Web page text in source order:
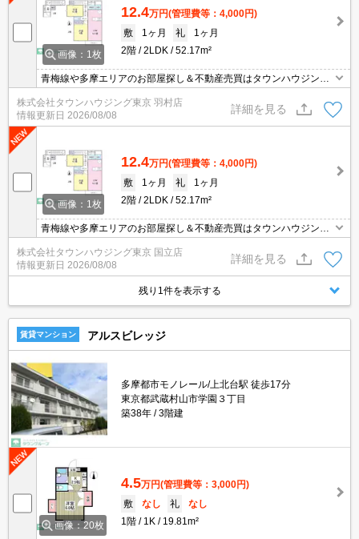
画像：1枚
12.4万円(管理費等：4,000円)
敷
1ヶ月 礼
1ヶ月
2階
2LDK 52.17m²
青梅線や多摩エリアのお部屋探し＆不動産売買はタウンハウジング
羽村店にお任せを！ご来店時無料駐車場ご用意あります！
株式会社タウンハウジング東京 羽村店
情報更新日 2026/08/08
詳細を見る
画像：1枚
12.4万円(管理費等：4,000円)
敷
1ヶ月 礼
1ヶ月
2階
2LDK 52.17m²
青梅線や多摩エリアのお部屋探し＆不動産売買はタウンハウジング
羽村店にお任せを！ご来店時無料駐車場ご用意あります！
株式会社タウンハウジング東京 国立店
情報更新日 2026/08/08
詳細を見る
残り1件を表示する
賃貸マンション アルスビレッジ
多摩都市モノレール/上北台駅 徒歩17分
東京都武蔵村山市学園３丁目
築38年
3階建
画像：20枚
4.5万円(管理費等：3,000円)
敷
なし 礼
なし
1階
1K 19.81m²